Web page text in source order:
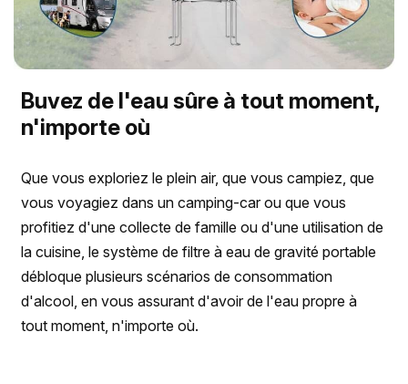
Buvez de l'eau sûre à tout moment,
n'importe où
Que vous exploriez le plein air, que vous campiez, que
vous voyagiez dans un camping-car ou que vous
profitiez d'une collecte de famille ou d'une utilisation de
la cuisine, le système de filtre à eau de gravité portable
débloque plusieurs scénarios de consommation
d'alcool, en vous assurant d'avoir de l'eau propre à
tout moment, n'importe où.